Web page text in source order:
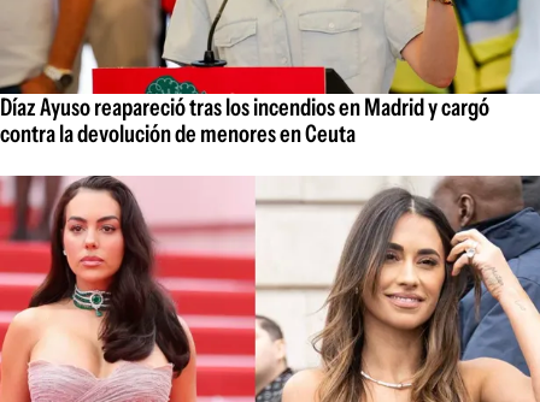
Díaz Ayuso reapareció tras los incendios en Madrid y cargó
contra la devolución de menores en Ceuta